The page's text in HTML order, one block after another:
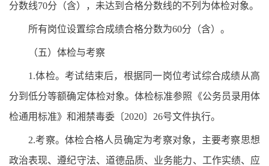
分数线70分（含），未达到合格分数线的不列为体检对象。
所有岗位设置综合成绩合格分数为60分（含）。
（五）体检与考察
1.体检。考试结束后，根据同一岗位考试综合成绩从高
分到低分等额确定体检对象。体检标准参照《公务员录用体
检通用标准》和湘禁毒委〔2020〕26号文件执行。
2.考察。体检合格人员确定为考察对象，主要考察思想
政治表现、遵纪守法、道德品质、业务能力、工作实绩、应